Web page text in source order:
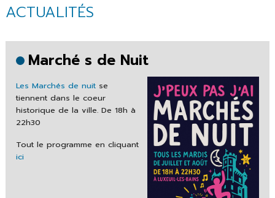
ACTUALITÉS
Marché s de Nuit
Les Marchés de nuit se
tiennent dans le coeur
historique de la ville. De 18h à
22h30
Tout le programme en cliquant
ici